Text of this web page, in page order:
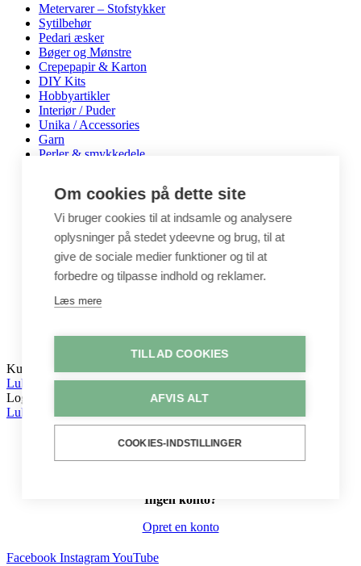
Metervarer – Stofstykker
Sytilbehør
Pedari æsker
Bøger og Mønstre
Crepepapir & Karton
DIY Kits
Hobbyartikler
Interiør / Puder
Unika / Accessories
Garn
Perler & smykkedele
Byggesæt
Leg
Shop
Metervarer
Stofstykker
Puder
Unika
Crepepapir
Kurv
Luk
Log ind
Luk
Ingen konto?
Opret en konto
Facebook InstagramYouTube
Om cookies på dette site
Vi bruger cookies til at indsamle og analysere
oplysninger på stedet ydeevne og brug, til at
give de sociale medier funktioner og til at
forbedre og tilpasse indhold og reklamer.
Læs mere
TILLAD COOKIES
AFVIS ALT
COOKIES-INDSTILLINGER